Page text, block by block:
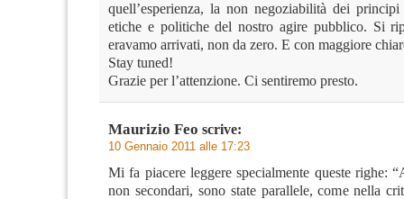
quell’esperienza, la non negoziabilità dei
etiche e politiche del nostro agire pubblico. Si
eravamo arrivati, non da zero. E con maggiore
Stay tuned!
Grazie per l’attenzione. Ci sentiremo presto.
Maurizio Feo scrive:
10 Gennaio 2011 alle 17:23
Mi fa piacere leggere specialmente queste righe:
non secondari, sono state parallele, come nella